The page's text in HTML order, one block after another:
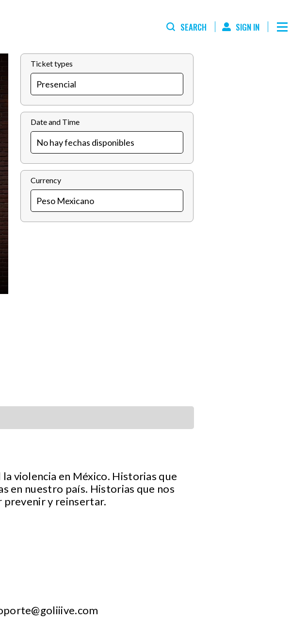
SEARCH SIGN IN
Ticket types
Date and Time
Currency
violencia en México. Historias que
en nuestro país. Historias que nos
prevenir y reinsertar.